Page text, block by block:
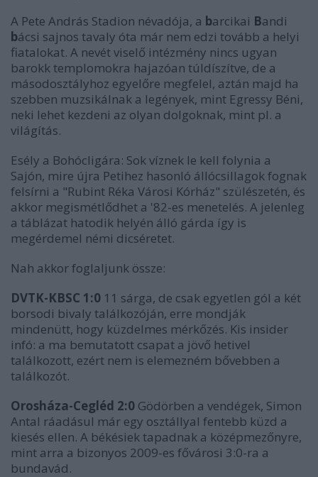
A Pete András Stadion névadója, a barcikai Bandi
bácsi sajnos tavaly óta már nem edzi tovább a helyi
fiatalokat. A nevét viselő intézmény nincs ugyan
barokk templomokra hajazóan túldíszítve, de a
másodosztályhoz egyelőre megfelel, aztán majd ha
szebben muzsikálnak a legények, mint Egressy Béni,
neki lehet kezdeni az olyan dolgoknak, mint pl. a
világítás.
Esély a Bohócligára: Sok víznek le kell folynia a
Sajón, mire újra Petihez hasonló állócsillagok fognak
felsírni a "Rubint Réka Városi Kórház" szülészetén, és
akkor megismétlődhet a '82-es menetelés. A jelenleg
a táblázat hatodik helyén álló gárda így is
megérdemel némi dicséretet.
Nah akkor foglaljunk össze:
DVTK-KBSC 1:0 11 sárga, de csak egyetlen gól a két
borsodi bivaly találkozóján, erre mondják
mindenütt, hogy küzdelmes mérkőzés. Kis insider
infó: a ma bemutatott csapat a jövő hetivel
találkozott, ezért nem is elemezném bővebben a
találkozót.
Orosháza-Cegléd 2:0 Gödörben a vendégek, Simon
Antal ráadásul már egy osztállyal fentebb küzd a
kiesés ellen. A békésiek tapadnak a középmezőnyre,
mint arra a bizonyos 2009-es fővárosi 3:0-ra a
bundavád.